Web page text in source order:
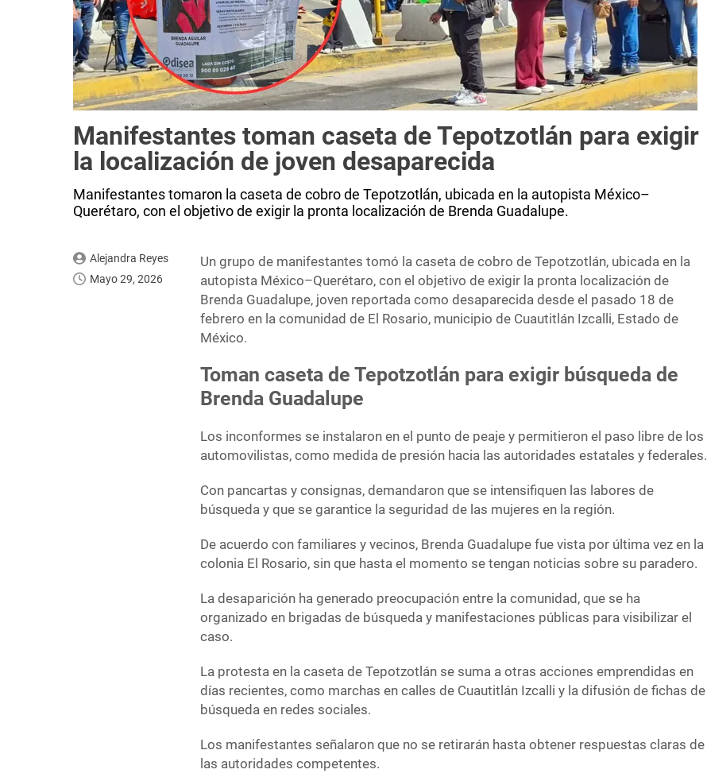
Manifestantes toman caseta de Tepotzotlán para exigir
la localización de joven desaparecida
Manifestantes tomaron la caseta de cobro de Tepotzotlán, ubicada en la autopista México–
Querétaro, con el objetivo de exigir la pronta localización de Brenda Guadalupe.
Alejandra Reyes
Mayo 29, 2026
Un grupo de manifestantes tomó la caseta de cobro de Tepotzotlán, ubicada en la
autopista México–Querétaro, con el objetivo de exigir la pronta localización de
Brenda Guadalupe, joven reportada como desaparecida desde el pasado 18 de
febrero en la comunidad de El Rosario, municipio de Cuautitlán Izcalli, Estado de
México.
Toman caseta de Tepotzotlán para exigir búsqueda de
Brenda Guadalupe
Los inconformes se instalaron en el punto de peaje y permitieron el paso libre de los
automovilistas, como medida de presión hacia las autoridades estatales y federales.
Con pancartas y consignas, demandaron que se intensifiquen las labores de
búsqueda y que se garantice la seguridad de las mujeres en la región.
De acuerdo con familiares y vecinos, Brenda Guadalupe fue vista por última vez en la
colonia El Rosario, sin que hasta el momento se tengan noticias sobre su paradero.
La desaparición ha generado preocupación entre la comunidad, que se ha
organizado en brigadas de búsqueda y manifestaciones públicas para visibilizar el
caso.
La protesta en la caseta de Tepotzotlán se suma a otras acciones emprendidas en
días recientes, como marchas en calles de Cuautitlán Izcalli y la difusión de fichas de
búsqueda en redes sociales.
Los manifestantes señalaron que no se retirarán hasta obtener respuestas claras de
las autoridades competentes.